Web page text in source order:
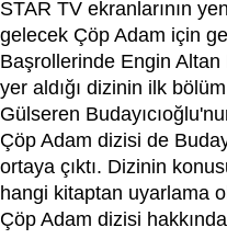
STAR TV ekranlarının
gelecek Çöp Adam için
Başrollerinde Engin
yer aldığı dizinin ilk
Gülseren
Çöp Adam dizisi de
ortaya çıktı. Dizinin
hangi kitaptan uyarlama
Çöp Adam dizisi